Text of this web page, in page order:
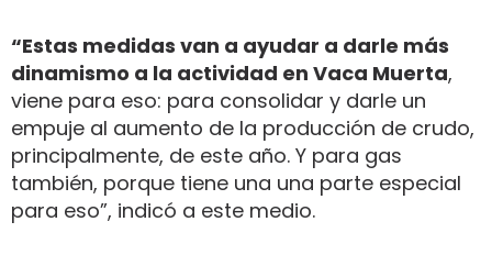
“Estas medidas van a ayudar a darle más
dinamismo a la actividad en Vaca Muerta,
viene para eso: para consolidar y darle un
empuje al aumento de la producción de crudo,
principalmente, de este año. Y para gas
también, porque tiene una una parte especial
para eso”, indicó a este medio.